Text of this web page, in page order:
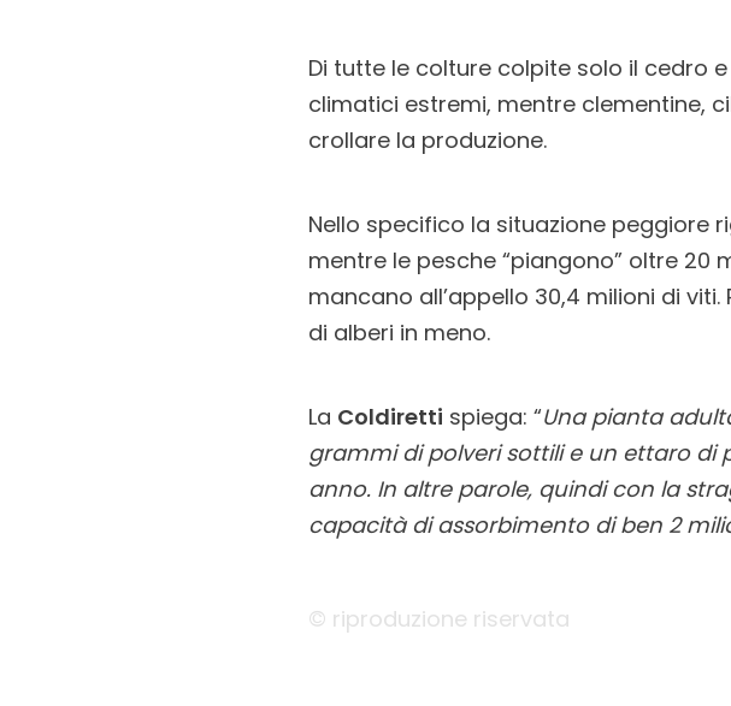
Di tutte le colture colpite solo il cedro
climatici estremi, mentre clementine,
crollare la produzione.
Nello specifico la situazione peggiore
mentre le pesche “piangono” oltre 20
mancano all’appello 30,4 milioni di
di alberi in meno.
La Coldiretti spiega: “Una pianta
grammi di polveri sottili e un ettaro di
anno. In altre parole, quindi con la
capacità di assorbimento di ben 2
© riproduzione riservata